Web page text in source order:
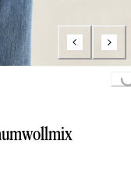
Loading...